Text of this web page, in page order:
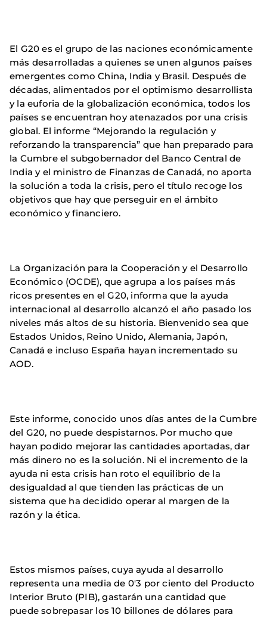
El G20 es el grupo de las naciones económicamente
más desarrolladas a quienes se unen algunos países
emergentes como China, India y Brasil. Después de
décadas, alimentados por el optimismo desarrollista
y la euforia de la globalización económica, todos los
países se encuentran hoy atenazados por una crisis
global. El informe “Mejorando la regulación y
reforzando la transparencia” que han preparado para
la Cumbre el subgobernador del Banco Central de
India y el ministro de Finanzas de Canadá, no aporta
la solución a toda la crisis, pero el título recoge los
objetivos que hay que perseguir en el ámbito
económico y financiero.
La Organización para la Cooperación y el Desarrollo
Económico (OCDE), que agrupa a los países más
ricos presentes en el G20, informa que la ayuda
internacional al desarrollo alcanzó el año pasado los
niveles más altos de su historia. Bienvenido sea que
Estados Unidos, Reino Unido, Alemania, Japón,
Canadá e incluso España hayan incrementado su
AOD.
Este informe, conocido unos días antes de la Cumbre
del G20, no puede despistarnos. Por mucho que
hayan podido mejorar las cantidades aportadas, dar
más dinero no es la solución. Ni el incremento de la
ayuda ni esta crisis han roto el equilibrio de la
desigualdad al que tienden las prácticas de un
sistema que ha decidido operar al margen de la
razón y la ética.
Estos mismos países, cuya ayuda al desarrollo
representa una media de 0'3 por ciento del Producto
Interior Bruto (PIB), gastarán una cantidad que
puede sobrepasar los 10 billones de dólares para